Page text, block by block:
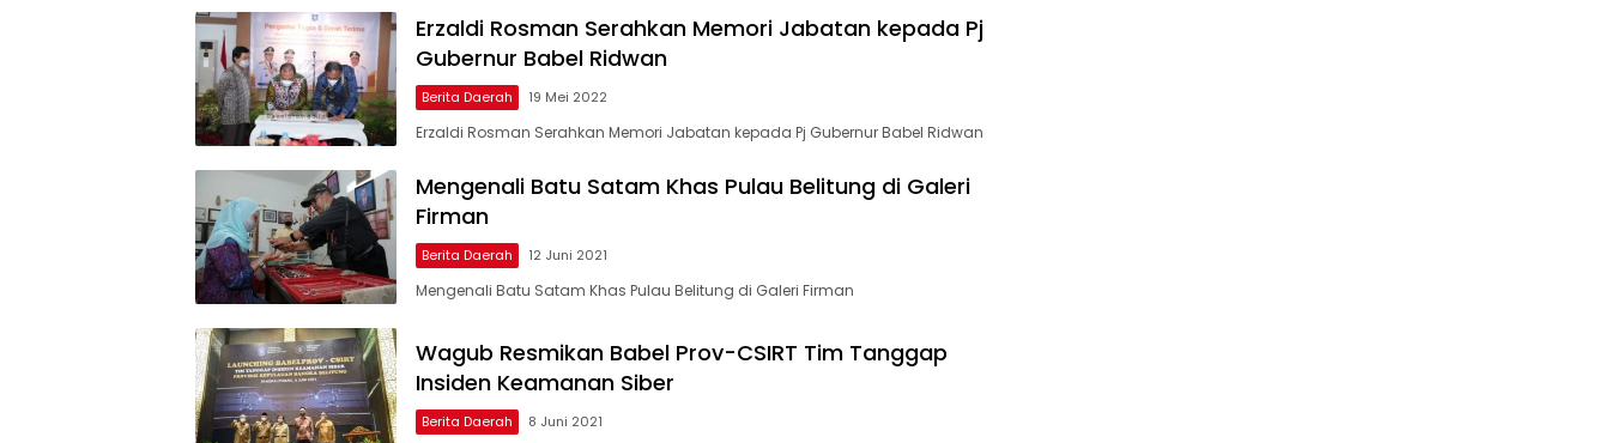
Erzaldi Rosman Serahkan Memori Jabatan kepada Pj
Gubernur Babel Ridwan
Berita Daerah 19 Mei 2022
Erzaldi Rosman Serahkan Memori Jabatan kepada Pj Gubernur Babel Ridwan
Mengenali Batu Satam Khas Pulau Belitung di Galeri
Firman
Berita Daerah 12 Juni 2021
Mengenali Batu Satam Khas Pulau Belitung di Galeri Firman
Wagub Resmikan Babel Prov-CSIRT Tim Tanggap
Insiden Keamanan Siber
Berita Daerah 8 Juni 2021